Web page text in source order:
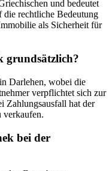
und bedeutet
die rechtliche Bedeutung
als Sicherheit für
grundsätzlich?
Darlehen, wobei die
verpflichtet sich zur
Zahlungsausfall hat der
verkaufen.
bei der